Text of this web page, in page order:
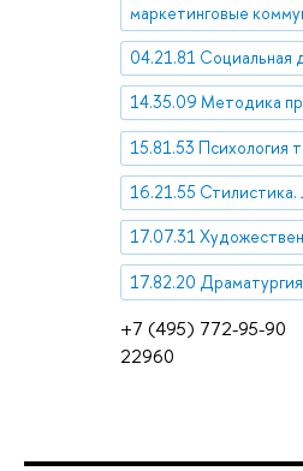
+7 (495) 772-95-90
22960
17.82.20 Драматургия